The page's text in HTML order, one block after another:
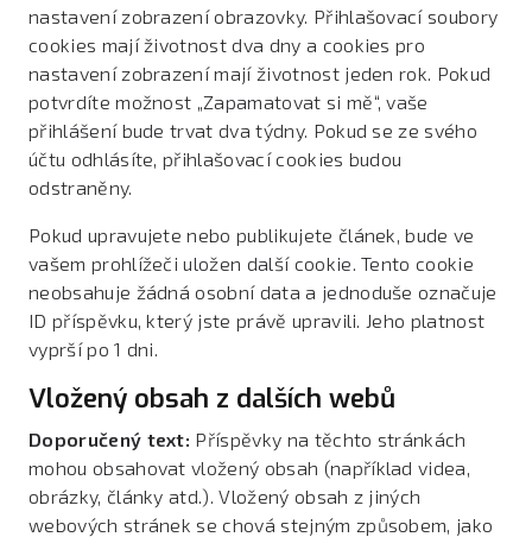
nastavení zobrazení obrazovky. Přihlašovací soubory
cookies mají životnost dva dny a cookies pro
nastavení zobrazení mají životnost jeden rok. Pokud
potvrdíte možnost „Zapamatovat si mě“, vaše
přihlášení bude trvat dva týdny. Pokud se ze svého
účtu odhlásíte, přihlašovací cookies budou
odstraněny.
Pokud upravujete nebo publikujete článek, bude ve
vašem prohlížeči uložen další cookie. Tento cookie
neobsahuje žádná osobní data a jednoduše označuje
ID příspěvku, který jste právě upravili. Jeho platnost
vyprší po 1 dni.
Vložený obsah z dalších webů
Doporučený text: Příspěvky na těchto stránkách
mohou obsahovat vložený obsah (například videa,
obrázky, články atd.). Vložený obsah z jiných
webových stránek se chová stejným způsobem, jako